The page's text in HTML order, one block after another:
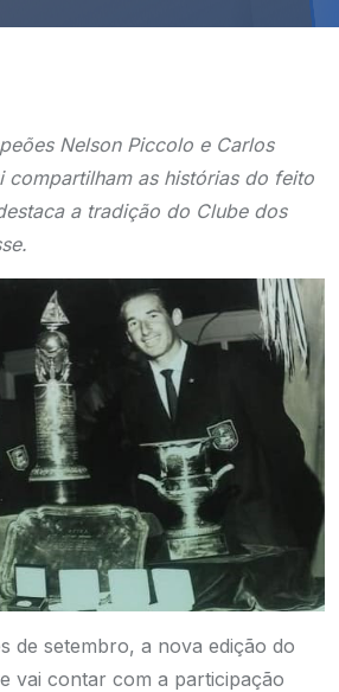
Nelson Piccolo e Carlos
compartilham as histórias do feito
a tradição do Clube dos
de setembro, a nova edição do
vai contar com a participação